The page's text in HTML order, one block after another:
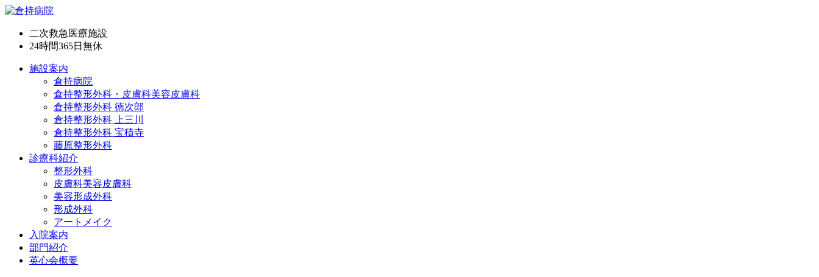
二次救急医療施設
24時間365日 無休
施設案内
倉持病院
倉持整形外科・皮膚科美容皮膚科
倉持整形外科 徳次郎
倉持整形外科 上三川
倉持整形外科 宝積寺
藤原整形外科
診療科紹介
整形外科
皮膚科美容皮膚科
美容形成外科
形成外科
アートメイク
入院案内
部門紹介
英心会概要